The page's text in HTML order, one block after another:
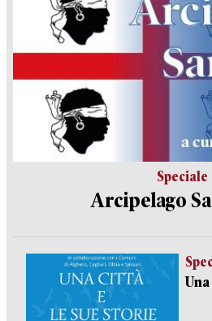
Speciale
Arcipelago